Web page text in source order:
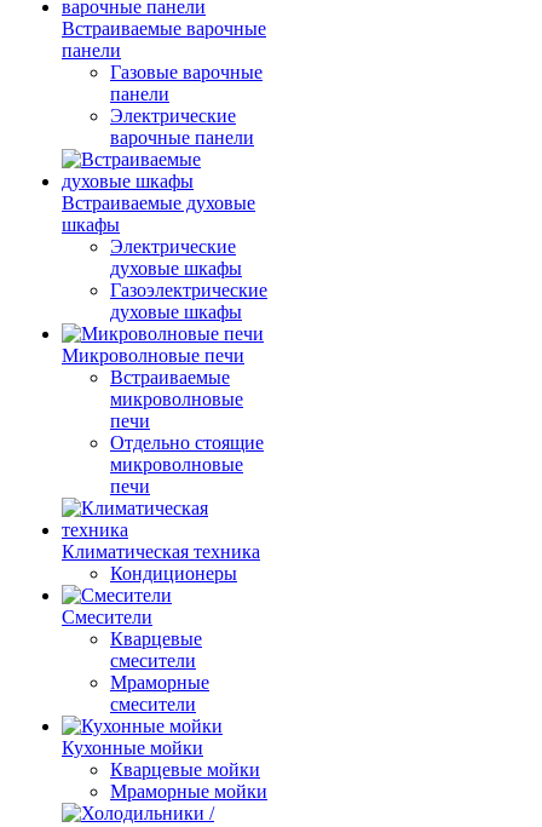
Встраиваемые варочные
панели
Газовые варочные
панели
Электрические
варочные панели
Встраиваемые духовые
шкафы
Электрические
духовые шкафы
Газоэлектрические
духовые шкафы
Микроволновые печи
Встраиваемые
микроволновые
печи
Отдельно стоящие
микроволновые
печи
Климатическая техника
Кондиционеры
Смесители
Кварцевые
смесители
Мраморные
смесители
Кухонные мойки
Кварцевые мойки
Мраморные мойки